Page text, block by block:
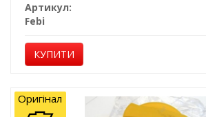
Артикул:
Febi
КУПИТИ
Оригінал